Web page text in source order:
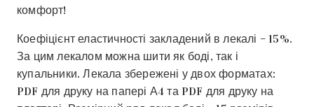
комфорт!
Коефіцієнт еластичності закладений в лекалі – 15%.
За цим лекалом можна шити як боді, так і
купальники. Лекала збережені у двох форматах:
PDF для друку на папері А4 та PDF для друку на